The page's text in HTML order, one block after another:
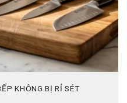
KHÔNG BỊ RỈ SÉT